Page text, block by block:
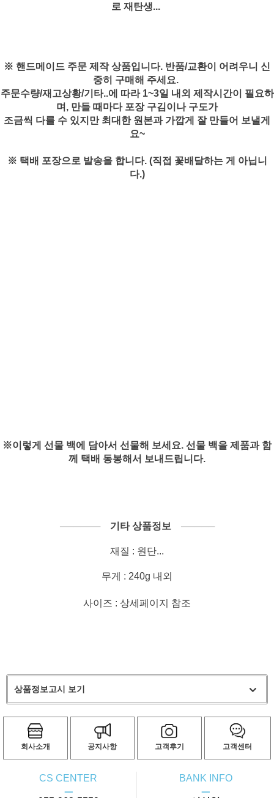
로 재탄생...
※ 핸드메이드 주문 제작 상품입니다. 반품/교환이 어려우니 신
중히 구매해 주세요.
주문수량/재고상황/기타..에 따라 1~3일 내외 제작시간이 필요하
며, 만들 때마다 포장 구김이나 구도가
조금씩 다를 수 있지만 최대한 원본과 가깝게 잘 만들어 보낼게
요~
※ 택배 포장으로 발송을 합니다. (직접 꽃배달하는 게 아닙니
다.)
※이렇게 선물 백에 담아서 선물해 보세요. 선물 백을 제품과 함
께 택배 동봉해서 보내드립니다.
────── 기타 상품정보 ─────
재질 : 원단...
무게 : 240g 내외
사이즈 : 상세페이지 참조
상품정보고시 보기
회사소개 공지사항 고객후기 고객센터
CS CENTER
ㅡ
BANK INFO
ㅡ